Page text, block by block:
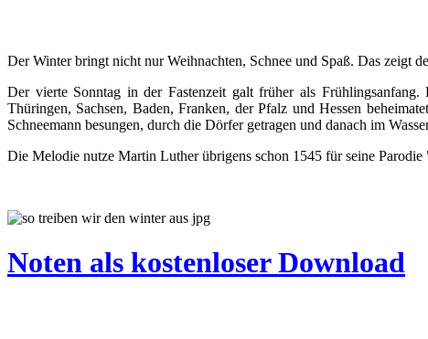
Der Winter bringt nicht nur Weihnachten, Schnee und Spaß. Das zeigt
Der vierte Sonntag in der Fastenzeit galt früher als
Thüringen, Sachsen, Baden, Franken, der Pfalz und Hessen
Schneemann besungen, durch die Dörfer getragen und danach im
Die Melodie nutze Martin Luther übrigens schon 1545 für seine
Noten als kostenloser Download